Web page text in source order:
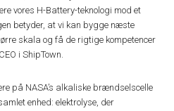
vores H-Battery-teknologi mod et
betyder, at vi kan bygge næste
skala og få de rigtige kompetencer
i ShipTown.
på NASA’s alkaliske brændselscelle
enhed: elektrolyse, der